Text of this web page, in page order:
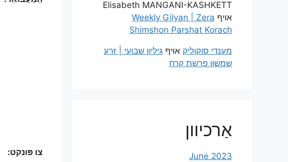
צו פּונקט:
Elisabeth MANGANI-KASHKETT
אויף Weekly Gilyan | Zera
Shimshon Parshat Korach
מענדי סוקוליק אויף גיליון שבועי | זרע
שמשון פרשת קרח
אַרכיוון
June 2023